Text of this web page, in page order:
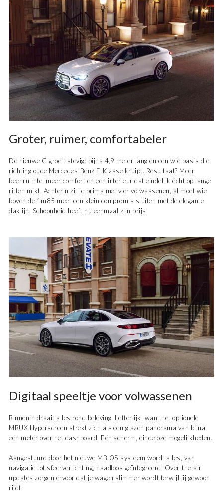
Groter, ruimer, comfortabeler
De nieuwe C groeit stevig: bijna 4,9 meter lang en een wielbasis die
richting oude Mercedes-Benz E-Klasse kruipt. Resultaat? Meer
beenruimte, meer comfort en een interieur dat eindelijk écht op lange
ritten mikt. Achterin zit je prima met vier volwassenen, al moet wie
boven de 1m85 meet een klein compromis sluiten met de elegante
daklijn. Schoonheid heeft nu eenmaal zijn prijs.
Digitaal speeltje voor volwassenen
Binnenin draait alles rond beleving. Letterlijk, want het optionele
MBUX Hyperscreen strekt zich als een glazen panorama van bijna
een meter over het dashboard. Eén scherm, eindeloze mogelijkheden.
Aangestuurd door het nieuwe MB.OS-systeem wordt alles, van
navigatie tot sfeerverlichting, naadloos geïntegreerd. Over-the-air
updates zorgen ervoor dat je wagen slimmer wordt terwijl jij gewoon
rijdt.